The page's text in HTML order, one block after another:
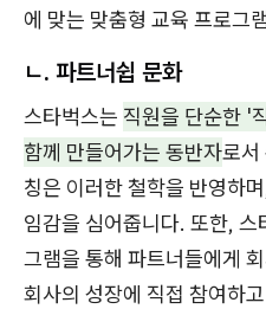
에 맞는 맞춤형 교육 프로그
ㄴ. 파트너쉽 문화
스타벅스는 직원을 단순한 '
함께 만들어가는 동반자로서
칭은 이러한 철학을 반영하
임감을 심어줍니다. 또한, 스
그램을 통해 파트너들에게
회사의 성장에 직접 참여하